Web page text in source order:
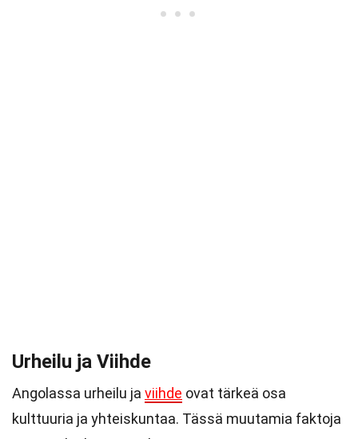
Urheilu ja Viihde
Angolassa urheilu ja viihde ovat tärkeä osa
kulttuuria ja yhteiskuntaa. Tässä muutamia faktoja